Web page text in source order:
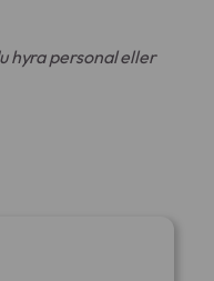
hyra personal eller